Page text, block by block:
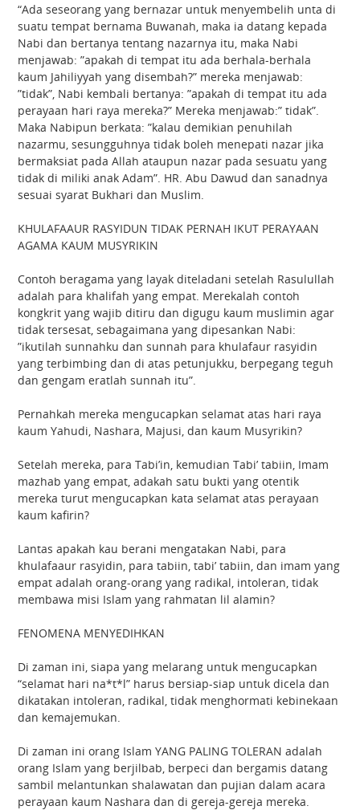
“Ada seseorang yang bernazar untuk menyembelih unta di
suatu tempat bernama Buwanah, maka ia datang kepada
Nabi dan bertanya tentang nazarnya itu, maka Nabi
menjawab: ”apakah di tempat itu ada berhala-berhala
kaum Jahiliyyah yang disembah?” mereka menjawab:
”tidak”, Nabi kembali bertanya: ”apakah di tempat itu ada
perayaan hari raya mereka?” Mereka menjawab:” tidak”.
Maka Nabipun berkata: ”kalau demikian penuhilah
nazarmu, sesungguhnya tidak boleh menepati nazar jika
bermaksiat pada Allah ataupun nazar pada sesuatu yang
tidak di miliki anak Adam”. HR. Abu Dawud dan sanadnya
sesuai syarat Bukhari dan Muslim.
KHULAFAAUR RASYIDUN TIDAK PERNAH IKUT PERAYAAN
AGAMA KAUM MUSYRIKIN
Contoh beragama yang layak diteladani setelah Rasulullah
adalah para khalifah yang empat. Merekalah contoh
kongkrit yang wajib ditiru dan digugu kaum muslimin agar
tidak tersesat, sebagaimana yang dipesankan Nabi:
”ikutilah sunnahku dan sunnah para khulafaur rasyidin
yang terbimbing dan di atas petunjukku, berpegang teguh
dan gengam eratlah sunnah itu”.
Pernahkah mereka mengucapkan selamat atas hari raya
kaum Yahudi, Nashara, Majusi, dan kaum Musyrikin?
Setelah mereka, para Tabi’in, kemudian Tabi’ tabiin, Imam
mazhab yang empat, adakah satu bukti yang otentik
mereka turut mengucapkan kata selamat atas perayaan
kaum kafirin?
Lantas apakah kau berani mengatakan Nabi, para
khulafaaur rasyidin, para tabiin, tabi’ tabiin, dan imam yang
empat adalah orang-orang yang radikal, intoleran, tidak
membawa misi Islam yang rahmatan lil alamin?
FENOMENA MENYEDIHKAN
Di zaman ini, siapa yang melarang untuk mengucapkan
“selamat hari na*t*l” harus bersiap-siap untuk dicela dan
dikatakan intoleran, radikal, tidak menghormati kebinekaan
dan kemajemukan.
Di zaman ini orang Islam YANG PALING TOLERAN adalah
orang Islam yang berjilbab, berpeci dan bergamis datang
sambil melantunkan shalawatan dan pujian dalam acara
perayaan kaum Nashara dan di gereja-gereja mereka.